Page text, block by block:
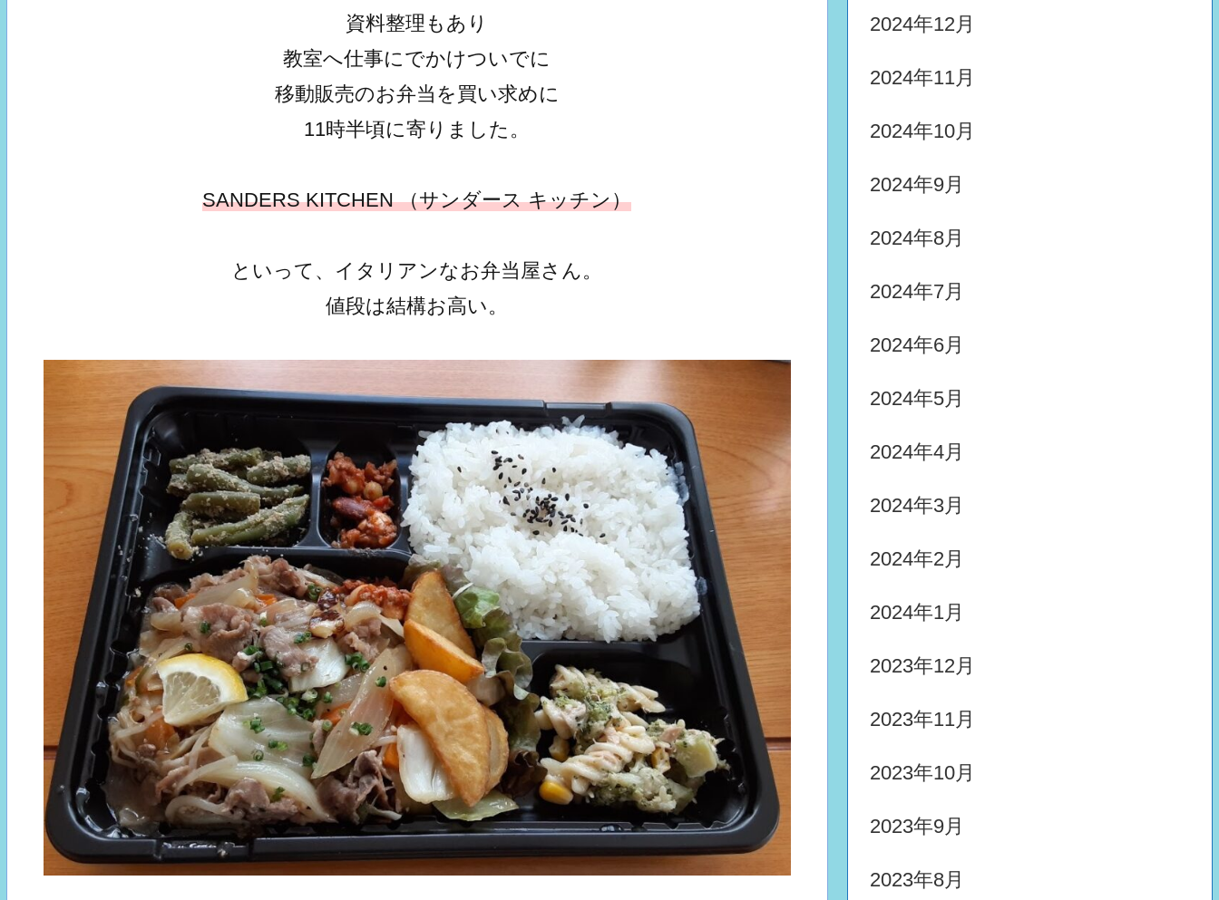
資料整理もあり
教室へ仕事にでかけついでに
移動販売のお弁当を買い求めに
11時半頃に寄りました。
SANDERS KITCHEN （サンダース キッチン）
といって、イタリアンなお弁当屋さん。
値段は結構お高い。
2024年12月
2024年11月
2024年10月
2024年9月
2024年8月
2024年7月
2024年6月
2024年5月
2024年4月
2024年3月
2024年2月
2024年1月
2023年12月
2023年11月
2023年10月
2023年9月
2023年8月